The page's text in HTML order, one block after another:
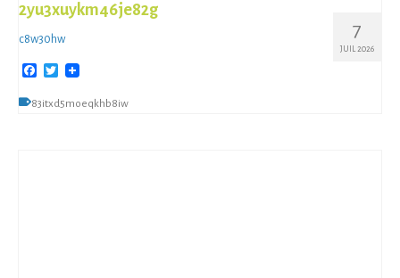
7
JUIL 2026
2yu3xuykm46je82g
c8w30hw
Facebook
Twitter
83itxd5moeqkhb8iw